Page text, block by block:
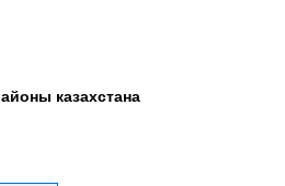
казахстана